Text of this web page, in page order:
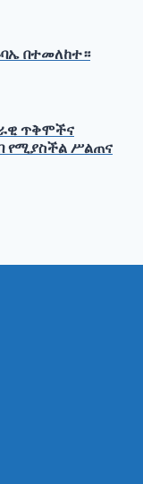
በተመለከተ።
ጥቅሞችና
የሚያስችል ሥልጠና